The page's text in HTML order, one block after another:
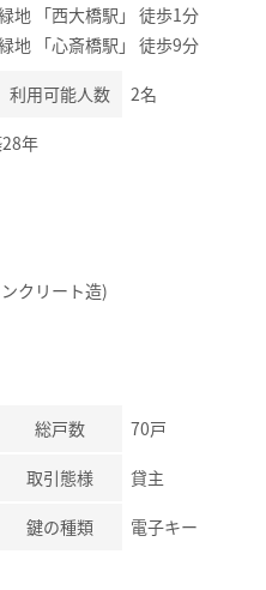
地 「西大橋駅」 徒歩1分
地 「心斎橋駅」 徒歩9分
利用可能人数 2名
年
クリート造)
総戸数 70戸
取引態様 貸主
鍵の種類 電子キー